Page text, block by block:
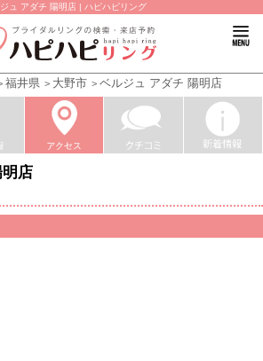
ュ アダチ 陽明店 | ハピハピリング
福井県 大野市 ベルジュ アダチ 陽明店
店